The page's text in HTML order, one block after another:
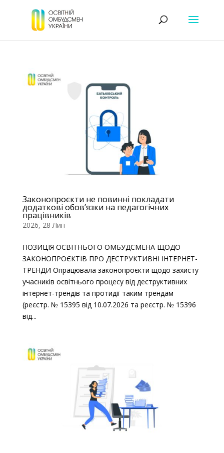
Законопроєкти не повинні покладати
додаткові обов’язки на педагогічних
працівників
2026, 28 Лип
ПОЗИЦІЯ ОСВІТНЬОГО ОМБУДСМЕНА ЩОДО
ЗАКОНОПРОЄКТІВ ПРО ДЕСТРУКТИВНІ ІНТЕРНЕТ-
ТРЕНДИ Опрацювала законопроєкти щодо захисту
учасників освітнього процесу від деструктивних
інтернет-трендів та протидії таким трендам
(реєстр. № 15395 від 10.07.2026 та реєстр. № 15396
від...